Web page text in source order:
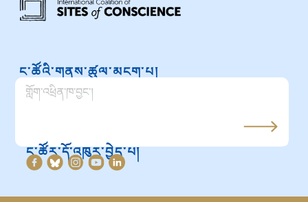
ང་ཚོའི་གནས་ཚུལ་མངག་པ།
ང་ཚོར་དོ་འཁུར་བྱེད་པ།